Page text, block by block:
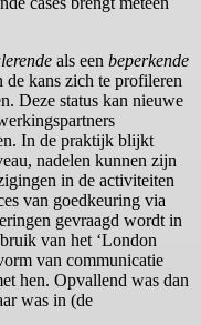
als een beperkende
de kans zich te profileren
Deze status kan nieuwe
In de praktijk blijkt
nadelen kunnen zijn
in de activiteiten
van goedkeuring via
gevraagd wordt in
van het ‘London
van communicatie
hen. Opvallend was dan
was in (de